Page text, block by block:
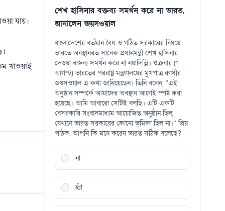
যায়।
খাওয়াই
শুল্কের বিল পাস
০৮ আগস্ট
১৫ ৫৪ রানে অলআউট বাংলাদেশ, ইনিংস ব্যবধানে
লজ্জার হার
০৮ আগস্ট
শেখ হাসিনার বক্তব্য সমর্থন করে না ভারত,
জানালেন জয়সওয়াল
বাংলাদেশের বর্তমান বৈধ ও গঠিত সরকারের বিষয়ে
ভারতে অবস্থানরত সাবেক প্রধানমন্ত্রী শেখ হাসিনার
দেওয়া বক্তব্য সমর্থন করে না নয়াদিল্লি। শুক্রবার (৭
আগস্ট) ভারতের পররাষ্ট্র মন্ত্রণালয়ের মুখপাত্র রণধীর
জয়সওয়াল এ কথা জানিয়েছেন। তিনি বলেন, “এই
অনুষ্ঠান সম্পর্কে আমাদের অবস্থান আগেই স্পষ্ট করা
হয়েছে। আমি আবারো সেটিই বলছি। এটি একটি
বেসরকারি সংবাদমাধ্যম আয়োজিত অনুষ্ঠান ছিল,
যেখানে ভারত সরকারের কোনো ভূমিকা ছিল না।” প্রিয়
পাঠক. আপনি কি মনে করেন ভারত সঠিক বলেছে?
না
হ্যাঁ